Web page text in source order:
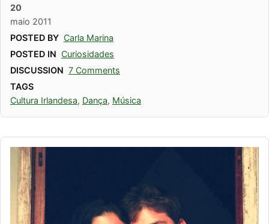
20
maio 2011
POSTED BY Carla Marina
POSTED IN Curiosidades
DISCUSSION 7 Comments
TAGS
Cultura Irlandesa, Dança, Música